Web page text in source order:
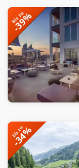
A
n
g
e
b
o
t
bis zu
-39%
bis zu
-34%